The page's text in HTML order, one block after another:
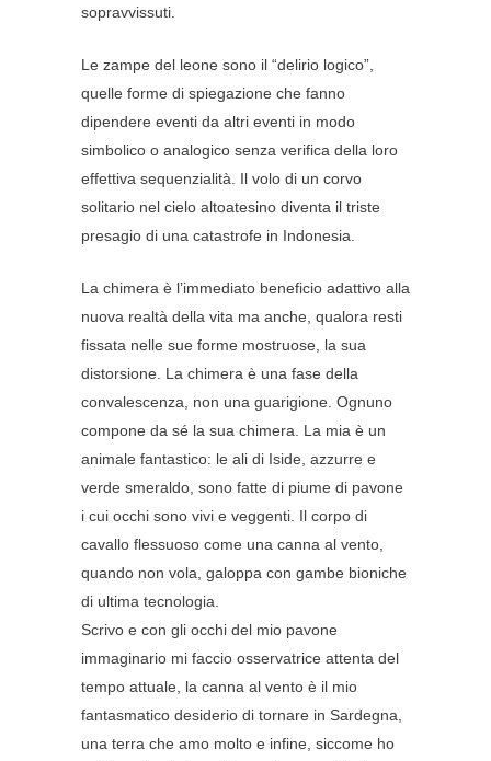
sopravvissuti.
Le zampe del leone sono il “delirio logico”,
quelle forme di spiegazione che fanno
dipendere eventi da altri eventi in modo
simbolico o analogico senza verifica della loro
effettiva sequenzialità. Il volo di un corvo
solitario nel cielo altoatesino diventa il triste
presagio di una catastrofe in Indonesia.
La chimera è l’immediato beneficio adattivo alla
nuova realtà della vita ma anche, qualora resti
fissata nelle sue forme mostruose, la sua
distorsione. La chimera è una fase della
convalescenza, non una guarigione. Ognuno
compone da sé la sua chimera. La mia è un
animale fantastico: le ali di Iside, azzurre e
verde smeraldo, sono fatte di piume di pavone
i cui occhi sono vivi e veggenti. Il corpo di
cavallo flessuoso come una canna al vento,
quando non vola, galoppa con gambe bioniche
di ultima tecnologia.
Scrivo e con gli occhi del mio pavone
immaginario mi faccio osservatrice attenta del
tempo attuale, la canna al vento è il mio
fantasmatico desiderio di tornare in Sardegna,
una terra che amo molto e infine, siccome ho